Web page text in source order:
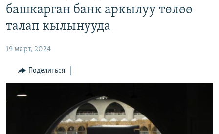
Вернутся
главной
Вернутся
поиску
КОНТАКТЫ
МИГРАНТ МЕДИА
башкарган банк аркылуу төлөө
талап кылынууда
19 март, 2024
Поделиться